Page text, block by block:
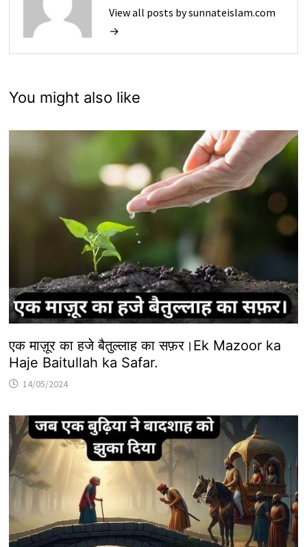
View all posts by sunnateislam.com
→
You might also like
एक माज़ूर का हजे बैतुल्लाह का सफ़र।Ek Mazoor ka
Haje Baitullah ka Safar.
14/05/2024